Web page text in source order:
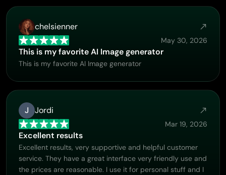
chelsienner
May 30, 2026
This is my favorite AI Image generator
This is my favorite AI Image generator
J Jordi
Mar 19, 2026
Excellent results
Excellent results, very supportive and helpful customer
service. They have a great interface very friendly use and
the prices are reasonable. I use it for personal stuff and I